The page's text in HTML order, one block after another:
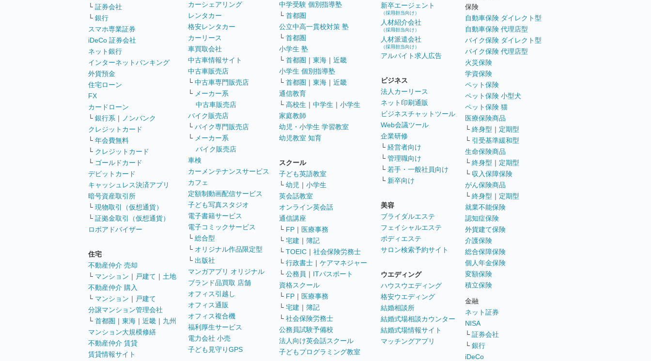
└ 証券会社
└ 銀行
スマホ専業証券
iDeCo 証券会社
ネット銀行
インターネットバンキング
外貨預金
住宅ローン
FX
カードローン
└ 銀行系 ｜
ノンバンク
クレジットカード
└ 年会費無料
└ クレジットカード
└ ゴールドカード
デビットカード
キャッシュレス決済アプリ
暗号資産取引所
└ 現物取引（仮想通貨）
└ 証拠金取引（仮想通貨）
ロボアドバイザー
住宅
不動産仲介 売却
└ マンション ｜ 戸建て ｜ 土地
不動産仲介 購入
└ マンション ｜ 戸建て
分譲マンション管理会社
└ 首都圏 ｜ 東海 ｜ 近畿 ｜ 九州
マンション大規模修繕
不動産仲介 賃貸
賃貸情報サイト
カーシェアリング
レンタカー
格安レンタカー
カーリース
車買取会社
中古車情報サイト
中古車販売店
└ 中古車専門販売店
└ メーカー系
中古車販売店
バイク販売店
└ バイク専門販売店
└ メーカー系
バイク販売店
車検
カーメンテナンスサービス
カフェ
定額制動画配信サービス
子ども写真スタジオ
電子書籍サービス
電子コミックサービス
└ 総合型
└ オリジナル作品限定型
└ 出版社
マンガアプリ オリジナル
ブランド品買取 店舗
オフィス引越し
オフィス通販
オフィス複合機
福利厚生サービス
電力会社 小売
子ども見守りGPS
中学受験 個別指導塾
└ 首都圏
公立中高一貫校対策 塾
└ 首都圏
小学生 塾
└ 首都圏 ｜ 東海 ｜ 近畿
小学生 個別指導塾
└ 首都圏 ｜ 東海 ｜ 近畿
通信教育
└ 高校生 ｜ 中学生 ｜ 小学生
家庭教師
幼児・小学生 学習教室
幼児教室 知育
スクール
子ども英語教室
└ 幼児 ｜ 小学生
英会話教室
オンライン英会話
通信講座
└ FP ｜ 医療事務
└ 宅建 ｜ 簿記
└ TOEIC ｜ 社会保険労務士
└ 行政書士 ｜ ケアマネジャー
└ 公務員 ｜ ITパスポート
資格スクール
└ FP ｜ 医療事務
└ 宅建 ｜ 簿記
└ 社会保険労務士
公務員試験予備校
法人向け英会話スクール
子どもプログラミング教室
新卒エージェント
（採用担当向け）
人材紹介会社
（採用担当向け）
人材派遣会社
（採用担当向け）
アルバイト求人広告
ビジネス
法人カーリース
ネット印刷通販
ビジネスチャットツール
Web会議ツール
企業研修
└ 経営者向け
└ 管理職向け
└ 若手・一般社員向け
└ 新卒向け
美容
ブライダルエステ
フェイシャルエステ
ボディエステ
サロン検索予約サイト
ウエディング
ハウスウエディング
格安ウエディング
結婚相談所
結婚式場相談カウンター
結婚式場情報サイト
マッチングアプリ
保険
自動車保険 ダイレクト型
自動車保険 代理店型
バイク保険 ダイレクト型
バイク保険 代理店型
火災保険
学資保険
ペット保険
ペット保険 小型犬
ペット保険 猫
医療保険商品
└ 終身型 ｜ 定期型
└ 引受基準緩和型
生命保険商品
└ 終身型 ｜ 定期型
└ 収入保障保険
がん保険商品
└ 終身型 ｜ 定期型
就業不能保険
認知症保険
外貨建て保険
介護保険
総合保障保険
個人年金保険
変額保険
積立保険
金融
ネット証券
NISA
└ 証券会社
└ 銀行
iDeCo